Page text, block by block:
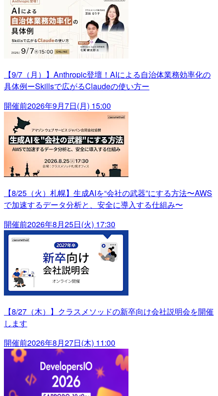
【9/7（月）】Anthropic登壇！AIによる自治体業務効率化の
具体例ーSkillsで広がるClaudeの使い方ー
開催前2026年9月7日(月) 15:00
【8/25（火）札幌】生成AIを“会社の武器”にする方法〜AWS
で加速するデータ分析と、安全に導入する仕組み〜
開催前2026年8月25日(火) 17:30
【8/27（木）】クラスメソッドの新卒向け会社説明会を開催
します
開催前2026年8月27日(木) 11:00